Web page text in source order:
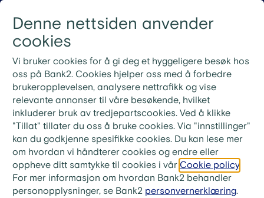
Denne nettsiden anvender
cookies
Vi bruker cookies for å gi deg et hyggeligere besøk hos
oss på Bank2. Cookies hjelper oss med å forbedre
brukeropplevelsen, analysere nettrafikk og vise
relevante annonser til våre besøkende, hvilket
inkluderer bruk av tredjepartscookies. Ved å klikke
"Tillat" tillater du oss å bruke cookies. Via "innstillinger"
kan du godkjenne spesifikke cookies. Du kan lese mer
om hvordan vi håndterer cookies og endre eller
oppheve ditt samtykke til cookies i vår Cookie policy
For mer informasjon om hvordan Bank2 behandler
personopplysninger, se Bank2 personvernerklæring.
Nye rutiner for ekstrainnbetaling på lån
Ved ekstrainnbetaling på lånet ditt må du bruke
KID-nummeret fra din siste faktura. Ønsker du i
stedet å betale neste måneds innbetaling, skriv «Til
gode + ditt lånenummer» i meldingsfeltet i stedet for
KID-nummer.
Artikler om økonomi, lån
eller sparetips